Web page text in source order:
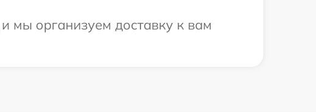
мы организуем доставку к вам